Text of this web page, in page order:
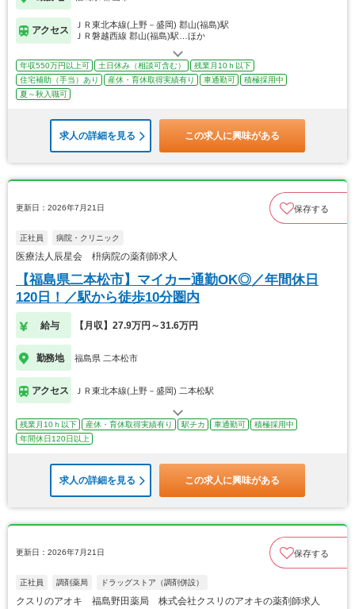
アクセス
ＪＲ東北本線(上野－盛岡) 郡山(福島)駅
ＪＲ磐越西線 郡山(福島)駅…ほか
年収550万円以上可 土日休み（相談可含む）
残業月10ｈ以下
住宅補助（手当）あり
産休・育休取得実績有り 車通勤可
積極採用中
夏～秋入職可
求人の詳細を見る この求人に興味がある
更新日：2026年7月21日 保存する
正社員 病院・クリニック
医療法人辰星会 枡病院の薬剤師求人
【福島県二本松市】マイカー通勤OK◎／年間休日
120日！／駅から徒歩10分圏内
給与 【月収】27.9万円～31.6万円
勤務地 福島県 二本松市
アクセス ＪＲ東北本線(上野－盛岡) 二本松駅
残業月10ｈ以下 産休・育休取得実績有り 駅チカ 車通勤可
積極採用中
年間休日120日以上
求人の詳細を見る この求人に興味がある
更新日：2026年7月21日 保存する
正社員 調剤薬局 ドラッグストア（調剤併設）
クスリのアオキ 福島野田薬局 株式会社クスリのアオキの薬剤師求人